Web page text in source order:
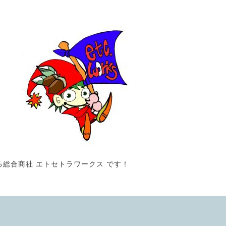
合商社 エトセトラワークス です！